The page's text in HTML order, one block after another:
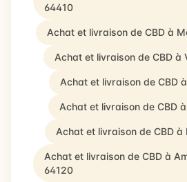
64410
Achat et livraison de CBD à
Achat et livraison de CBD à
Achat et livraison de CBD
Achat et livraison de CBD
Achat et livraison de CBD
Achat et livraison de CBD à
64120